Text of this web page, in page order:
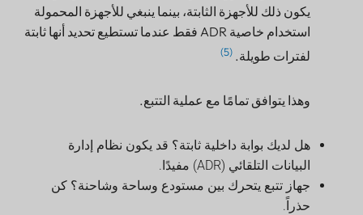
يكون ذلك للأجهزة الثابتة، بينما ينبغي للأجهزة المحمولة
استخدام خاصية ADR فقط عندما تستطيع تحديد أنها ثابتة
لفترات طويلة. (5)
وهذا يتوافق تمامًا مع عملية التتبع.
هل لديك بوابة داخلية ثابتة؟ قد يكون نظام إدارة
البيانات التلقائي (ADR) مفيدًا.
جهاز تتبع يتحرك بين مستودع وساحة وشاحنة؟ كن
حذراً.